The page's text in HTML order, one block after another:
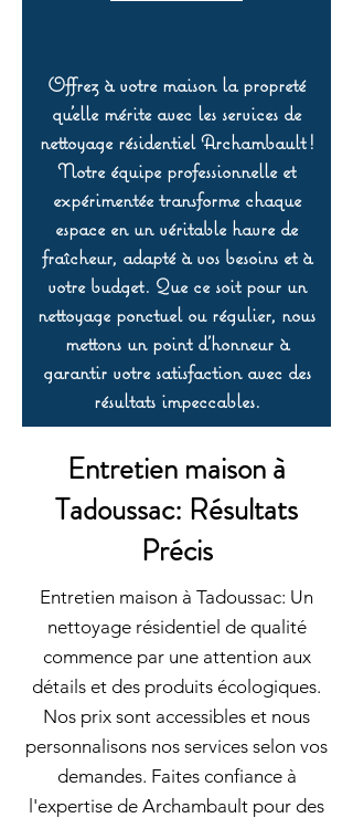
Offrez à votre maison la propreté
qu’elle mérite avec les services de
nettoyage résidentiel Archambault !
Notre équipe professionnelle et
expérimentée transforme chaque
espace en un véritable havre de
fraîcheur, adapté à vos besoins et à
votre budget. Que ce soit pour un
nettoyage ponctuel ou régulier, nous
mettons un point d’honneur à
garantir votre satisfaction avec des
résultats impeccables.
Entretien maison à
Tadoussac: Résultats
Précis
Entretien maison à Tadoussac: Un
nettoyage résidentiel de qualité
commence par une attention aux
détails et des produits écologiques.
Nos prix sont accessibles et nous
personnalisons nos services selon vos
demandes. Faites confiance à
l'expertise de Archambault pour des